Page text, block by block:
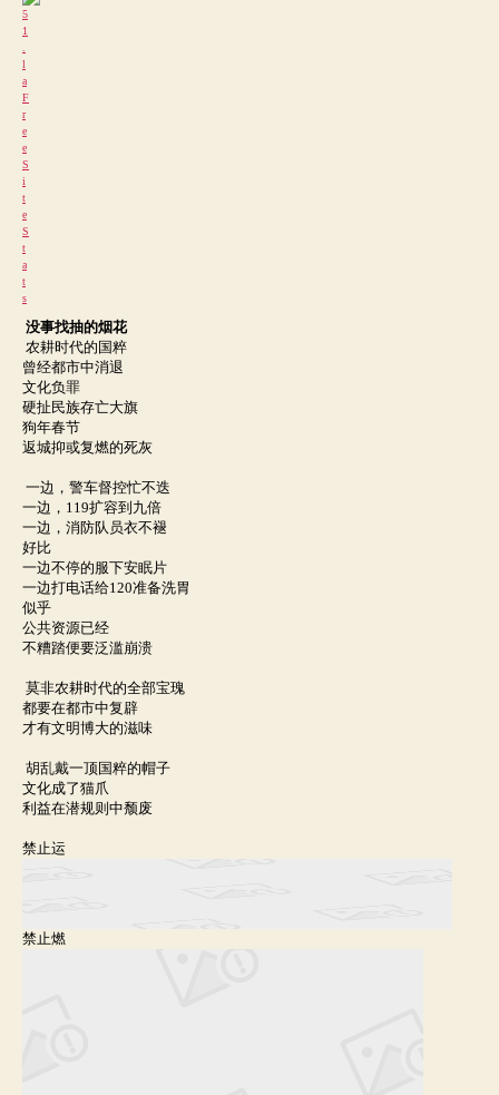
没事找抽的烟花
农耕时代的国粹
曾经都市中消退
文化负罪
硬扯民族存亡大旗
狗年春节
返城抑或复燃的死灰
一边，警车督控忙不迭
一边， 119扩容到九倍
一边，消防队员衣不褪
好比
一边不停的服下安眠片
一边打电话给120准备洗胃
似乎
公共资源已经
不糟踏便要泛滥崩溃
莫非农耕时代的全部宝瑰
都要在都市中复辟
才有文明博大的滋味
胡乱戴一顶国粹的帽子
文化成了猫爪
利益在潜规则中颓废
禁止运
禁止燃